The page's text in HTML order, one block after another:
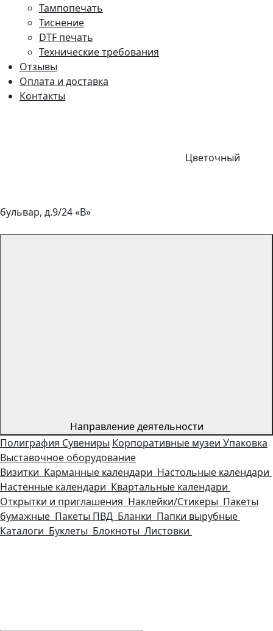
Тампопечать
Тиснение
DTF печать
Технические требования
Отзывы
Оплата и доставка
Контакты
Цветочный
бульвар, д.9/24 «В»
Направление деятельности
Полиграфия Сувениры Корпоративные музеи Упаковка
Выставочное оборудование
Визитки Карманные календари Настольные календари
Настенные календари Квартальные календари
Открытки и приглашения Наклейки/Стикеры Пакеты
бумажные Пакеты ПВД Бланки Папки вырубные
Каталоги Буклеты Блокноты Листовки